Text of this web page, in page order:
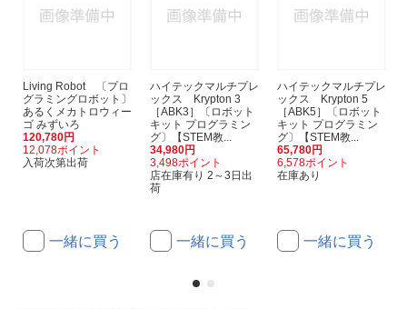
Living Robot 〔プロ
グラミングロボット〕
あるくメカトロウィー
ゴ みずいろ
120,780円
12,078ポイント
入荷次第出荷
一緒に買う
ハイテックマルチプレ
ックス Krypton 3
［ABK3］〔ロボット
キット プログラミン
グ〕【STEM教...
34,980円
3,498ポイント
店在庫有り 2～3日出
荷
一緒に買う
ハイテックマルチプレ
ックス Krypton 5
［ABK5］〔ロボット
キット プログラミン
グ〕【STEM教...
65,780円
6,578ポイント
在庫あり
一緒に買う